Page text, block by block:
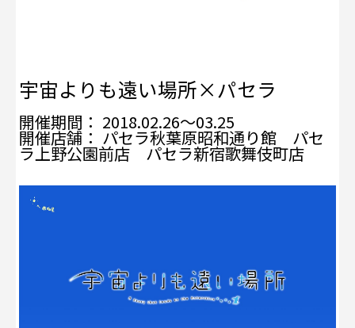
宇宙よりも遠い場所×パセラ
開催期間： 2018.02.26～03.25
開催店舗： パセラ秋葉原昭和通り館 パセ
ラ上野公園前店 パセラ新宿歌舞伎町店